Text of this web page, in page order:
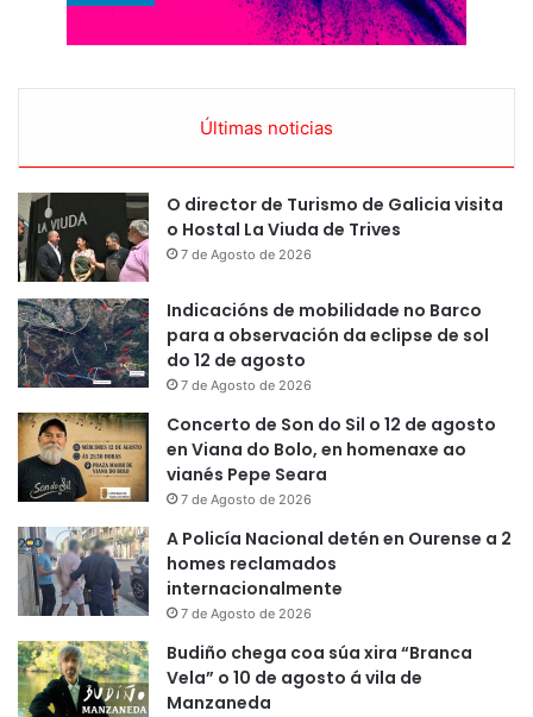
Últimas noticias
O director de Turismo de Galicia visita
o Hostal La Viuda de Trives
7 de Agosto de 2026
Indicacións de mobilidade no Barco
para a observación da eclipse de sol
do 12 de agosto
7 de Agosto de 2026
Concerto de Son do Sil o 12 de agosto
en Viana do Bolo, en homenaxe ao
vianés Pepe Seara
7 de Agosto de 2026
A Policía Nacional detén en Ourense a 2
homes reclamados
internacionalmente
7 de Agosto de 2026
Budiño chega coa súa xira “Branca
Vela” o 10 de agosto á vila de
Manzaneda